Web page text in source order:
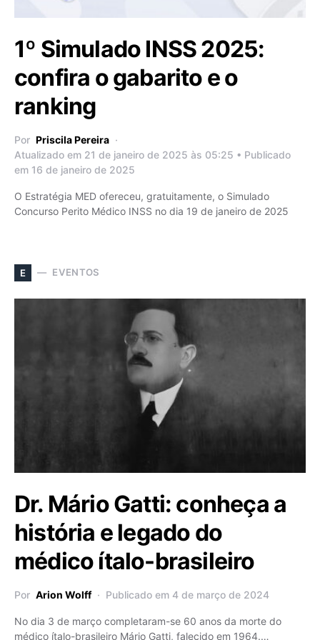
1º Simulado INSS 2025:
confira o gabarito e o
ranking
Por Priscila Pereira
Atualizado em 21 de janeiro de 2025 às 05:25 • Publicado
em 16 de janeiro de 2025
O Estratégia MED ofereceu, gratuitamente, o Simulado
Concurso Perito Médico INSS no dia 19 de janeiro de 2025
E EVENTOS
Dr. Mário Gatti: conheça a
história e legado do
médico ítalo-brasileiro
Por Arion Wolff Publicado em 4 de março de 2024
No dia 3 de março completaram-se 60 anos da morte do
médico ítalo-brasileiro Mário Gatti, falecido em 1964.…